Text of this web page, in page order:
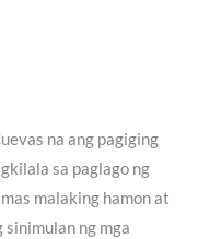
na ang pagiging
sa paglago ng
malaking hamon at
ng mga